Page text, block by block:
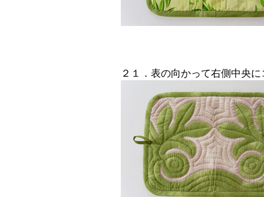
２１．表の向かって右側中央